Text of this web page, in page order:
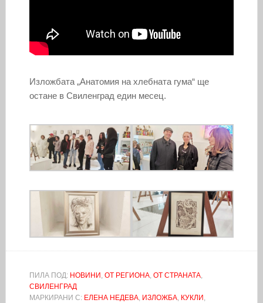
Изложбата „Анатомия на хлебната гума“ ще
остане в Свиленград един месец.
ПИЛА ПОД: НОВИНИ , ОТ РЕГИОНА, ОТ СТРАНАТА,
СВИЛЕНГРАД
МАРКИРАНИ С: ЕЛЕНА НЕДЕВА, ИЗЛОЖБА, КУКЛИ ,